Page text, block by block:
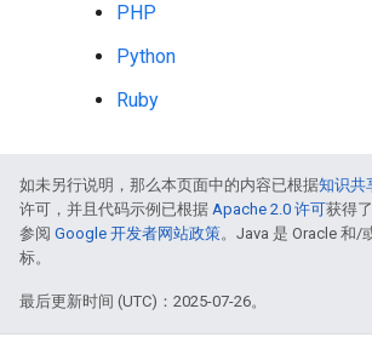
PHP
Python
Ruby
如未另行说明，那么本页面中的内容已根据知识共
许可，并且代码示例已根据 Apache 2.0 许可获得
参阅 Google 开发者网站政策。Java 是 Oracle 和/
标。
最后更新时间 (UTC)：2025-07-26。